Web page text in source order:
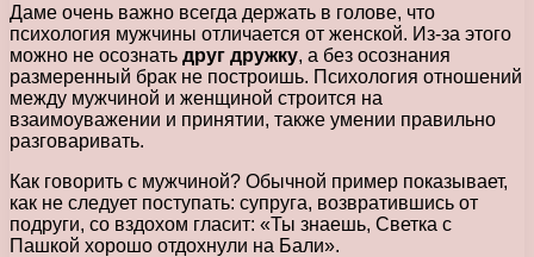
Даме очень важно всегда держать в голове, что
психология мужчины отличается от женской. Из-за этого
можно не осознать друг дружку, а без осознания
размеренный брак не построишь. Психология отношений
между мужчиной и женщиной строится на
взаимоуважении и принятии, также умении правильно
разговаривать.
Как говорить с мужчиной? Обычной пример показывает,
как не следует поступать: супруга, возвратившись от
подруги, со вздохом гласит: «Ты знаешь, Светка с
Пашкой хорошо отдохнули на Бали».